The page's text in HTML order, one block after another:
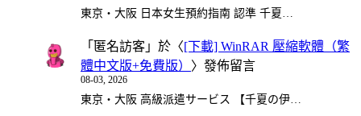
東京・大阪 日本女生預約指南 認準 千夏…
「 匿名訪客 」於〈[下載] WinRAR 壓縮軟體（繁
體中文版+免費版） 〉發佈留言
08-03, 2026
東京・大阪 高級派遣サービス 【千夏の伊…